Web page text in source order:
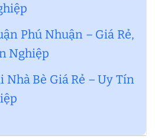
Phú Nhuận – Giá Rẻ,
Nghiệp
Nhà Bè Giá Rẻ – Uy Tín